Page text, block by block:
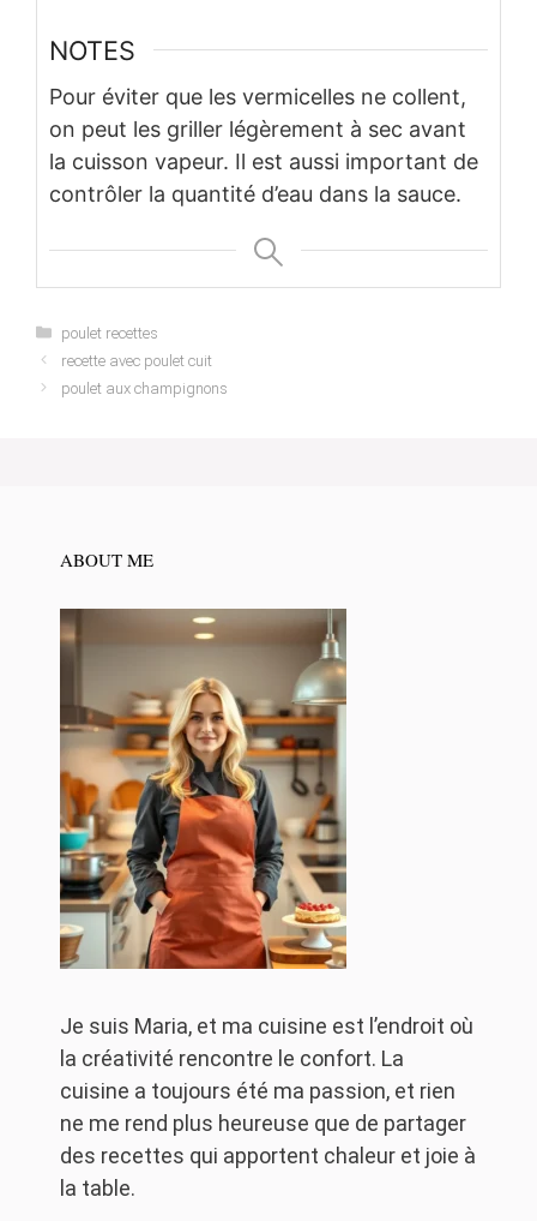
NOTES
Pour éviter que les vermicelles ne collent,
on peut les griller légèrement à sec avant
la cuisson vapeur. Il est aussi important de
contrôler la quantité d’eau dans la sauce.
Categories
poulet recettes
recette avec poulet cuit
poulet aux champignons
ABOUT ME
Je suis Maria, et ma cuisine est l’endroit où
la créativité rencontre le confort. La
cuisine a toujours été ma passion, et rien
ne me rend plus heureuse que de partager
des recettes qui apportent chaleur et joie à
la table.